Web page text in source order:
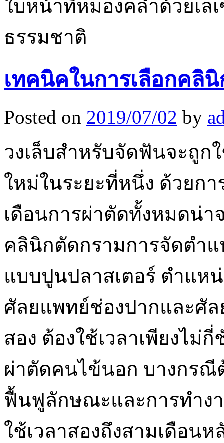
ใบหน้าที่หมองคล้ำด้วยเล
ธรรมชาติ
เทคนิคในการเลือกคลิ
Posted on 2019/07/02 by
วงเล็บสำหรับจัดฟันจะถูก
ใหม่ในระยะที่หนึ่ง ด้วยกา
เดือนการผ่าตัดทั้งหมดน่า
คลินิกตัดกรามการจัดตำ
แบบปูนปลาสเตอร์ ตำแห
ศัลยแพทย์ช่องปากและศั
สอง ต้องใช้เวลาเพียงไม่
ผ่าตัดคนไข้นอก บางกรณี
ฟื้นฟูลักษณะและการทำง
ใช้เวลาสองถึงสามเดือน